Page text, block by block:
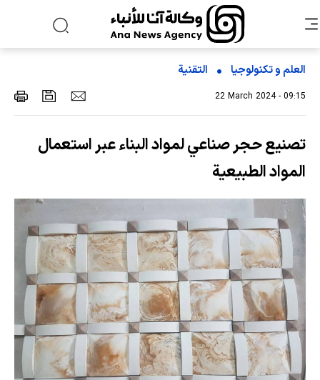
العلم و تکنولوجیا التقنیة
22 March 2024 - 09:15
تصنيع حجر صناعي لمواد البناء عبر استعمال
المواد الطبيعية